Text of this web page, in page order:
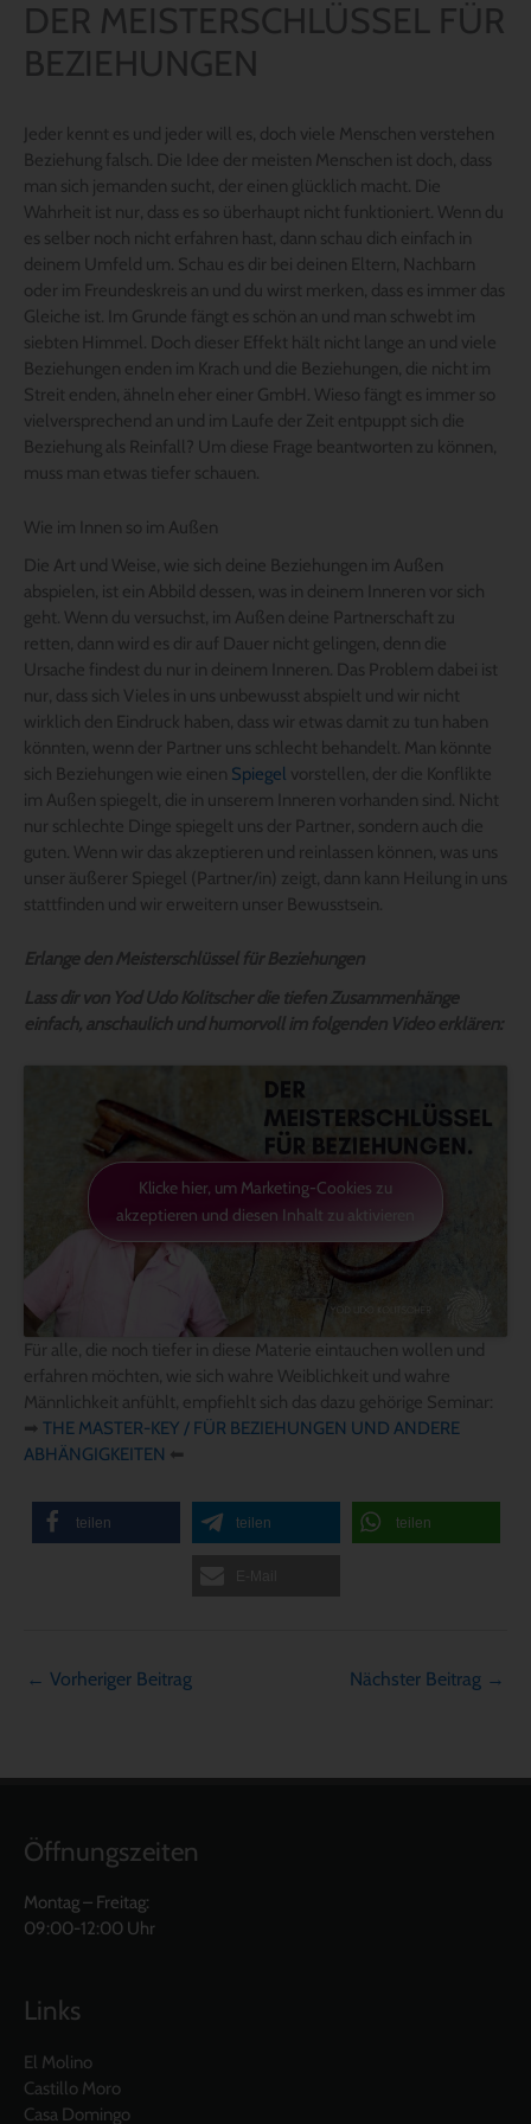
DER MEISTERSCHLÜSSEL FÜR
BEZIEHUNGEN
Jeder kennt es und jeder will es, doch viele Menschen verstehen
Beziehung falsch. Die Idee der meisten Menschen ist doch, dass
man sich jemanden sucht, der einen glücklich macht. Die
Wahrheit ist nur, dass es so überhaupt nicht funktioniert. Wenn du
es selber noch nicht erfahren hast, dann schau dich einfach in
deinem Umfeld um. Schau es dir bei deinen Eltern, Nachbarn
oder im Freundeskreis an und du wirst merken, dass es immer das
Gleiche ist. Im Grunde fängt es schön an und man schwebt im
siebten Himmel. Doch dieser Effekt hält nicht lange an und viele
Beziehungen enden im Krach und die Beziehungen, die nicht im
Streit enden, ähneln eher einer GmbH. Wieso fängt es immer so
vielversprechend an und im Laufe der Zeit entpuppt sich die
Beziehung als Reinfall? Um diese Frage beantworten zu können,
muss man etwas tiefer schauen.
Wie im Innen so im Außen
Die Art und Weise, wie sich deine Beziehungen im Außen
abspielen, ist ein Abbild dessen, was in deinem Inneren vor sich
geht. Wenn du versuchst, im Außen deine Partnerschaft zu
retten, dann wird es dir auf Dauer nicht gelingen, denn die
Ursache findest du nur in deinem Inneren. Das Problem dabei ist
nur, dass sich Vieles in uns unbewusst abspielt und wir nicht
wirklich den Eindruck haben, dass wir etwas damit zu tun haben
könnten, wenn der Partner uns schlecht behandelt. Man könnte
sich Beziehungen wie einen Spiegel vorstellen, der die Konflikte
im Außen spiegelt, die in unserem Inneren vorhanden sind. Nicht
nur schlechte Dinge spiegelt uns der Partner, sondern auch die
guten. Wenn wir das akzeptieren und reinlassen können, was uns
unser äußerer Spiegel (Partner/in) zeigt, dann kann Heilung in uns
stattfinden und wir erweitern unser Bewusstsein.
Erlange den Meisterschlüssel für Beziehungen
Lass dir von Yod Udo Kolitscher die tiefen Zusammenhänge
einfach, anschaulich und humorvoll im folgenden Video erklären:
Klicke hier, um Marketing-Cookies zu
akzeptieren und diesen Inhalt zu aktivieren
Für alle, die noch tiefer in diese Materie eintauchen wollen und
erfahren möchten, wie sich wahre Weiblichkeit und wahre
Männlichkeit anfühlt, empfiehlt sich das dazu gehörige Seminar:
➡ THE MASTER-KEY / FÜR BEZIEHUNGEN UND ANDERE
ABHÄNGIGKEITEN ⬅
teilen teilen teilen
← Vorheriger Beitrag Nächster Beitrag →
Öffnungszeiten
Montag – Freitag:
09:00-12:00 Uhr
Links
El Molino
Castillo Moro
Casa Domingo